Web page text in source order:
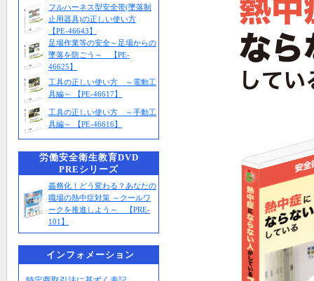
フルハーネス型安全帯(墜落制
止用器具)の正しい使い方
【PE-46643】
足場作業等の安全～足場からの
墜落を防ごう～ 【PE-
46625】
工具の正しい使い方 ～電動工
具編～ 【PE-46617】
工具の正しい使い方 ～手動工
具編～ 【PE-46616】
労働安全衛生教育DVD
PREシリーズ
義務化！どう変わる？あなたの
職場の熱中症対策 ～クールワ
ークを推進しよう～ 【PRE-
101】
インフォメーション